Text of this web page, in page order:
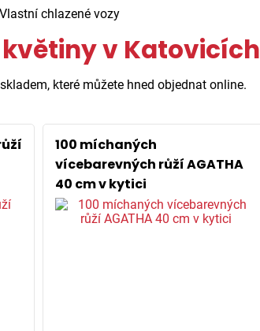
Vlastní chlazené vozy
v Katovicích
skladem, které můžete hned objednat online.
100 míchaných
vícebarevných růží AGATHA
40 cm v kytici